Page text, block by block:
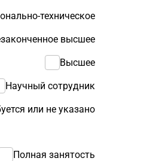
Полная занятость
техническое
высшее
Высшее
Научный сотрудник
или не указано